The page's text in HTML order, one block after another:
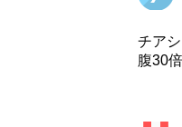
チア
腹30